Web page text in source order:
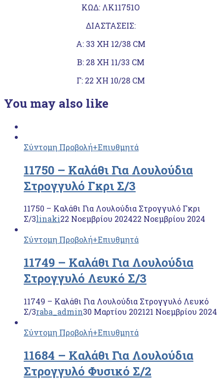
ΚΩΔ: ΛΚ11751Ο
ΔΙΑΣΤΑΣΕΙΣ:
Α: 33 ΧΗ 12/38 CM
Β: 28 ΧΗ 11/33 CM
Γ: 22 XH 10/28 CM
You may also like
Σύντομη Προβολή+Επιυθμητά
11750 – Kαλάθι Για Λουλούδια
Στρογγυλό Γκρι Σ/3
11750 – Kαλάθι Για Λουλούδια Στρογγυλό Γκρι
Σ/3linaki22 Νοεμβρίου 202422 Νοεμβρίου 2024
Σύντομη Προβολή+Επιυθμητά
11749 – Καλάθι Για Λουλούδια
Στρογγυλό Λευκό Σ/3
11749 – Καλάθι Για Λουλούδια Στρογγυλό Λευκό
Σ/3raba_admin30 Μαρτίου 202121 Νοεμβρίου 2024
Σύντομη Προβολή+Επιυθμητά
11684 – Kαλάθι Για Λουλούδια
Στρογγυλό Φυσικό Σ/2